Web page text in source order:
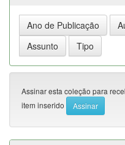
Assinar esta coleção para
item inserido